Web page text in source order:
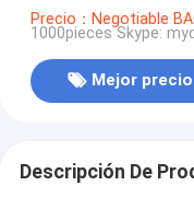
cerraduras
Precio：Negotiable
1000pieces Skype:
Mejor precio
Descripción De